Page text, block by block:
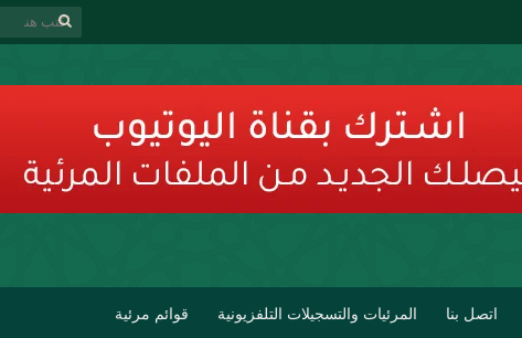
اتصل بنا المرئيات والتسجيلات التلفزيونية قوائم مرئية